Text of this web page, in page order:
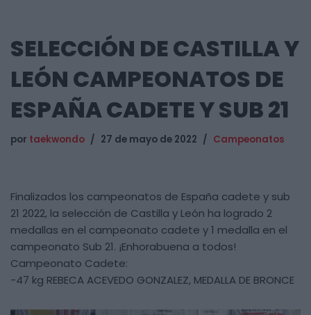
SELECCIÓN DE CASTILLA Y
LEÓN CAMPEONATOS DE
ESPAÑA CADETE Y SUB 21
por taekwondo 27 de mayo de 2022 Campeonatos
Finalizados los campeonatos de España cadete y sub
21 2022, la selección de Castilla y León ha logrado 2
medallas en el campeonato cadete y 1 medalla en el
campeonato Sub 21. ¡Enhorabuena a todos!
Campeonato Cadete:
-47 kg REBECA ACEVEDO GONZALEZ, MEDALLA DE BRONCE